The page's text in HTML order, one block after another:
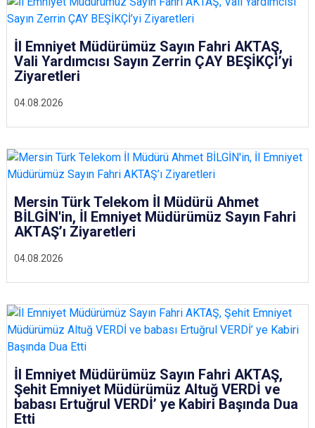
04.08.2026
İl Emniyet Müdürümüz Sayın Fahri AKTAŞ,
Vali Yardımcısı Sayın Zerrin ÇAY BEŞİKÇİ’yi
Ziyaretleri
04.08.2026
Mersin Türk Telekom İl Müdürü Ahmet
BİLGİN'in, İl Emniyet Müdürümüz Sayın Fahri
AKTAŞ’ı Ziyaretleri
İl Emniyet Müdürümüz Sayın Fahri AKTAŞ,
Şehit Emniyet Müdürümüz Altuğ VERDİ ve
babası Ertuğrul VERDİ’ ye Kabiri Başında Dua
Etti